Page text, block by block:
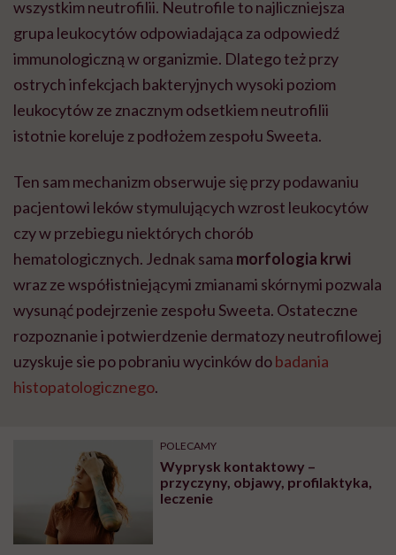
wszystkim neutrofilii. Neutrofile to najliczniejsza
grupa leukocytów odpowiadająca za odpowiedź
immunologiczną w organizmie. Dlatego też przy
ostrych infekcjach bakteryjnych wysoki poziom
leukocytów ze znacznym odsetkiem neutrofilii
istotnie koreluje z podłożem zespołu Sweeta.
Ten sam mechanizm obserwuje się przy podawaniu
pacjentowi leków stymulujących wzrost leukocytów
czy w przebiegu niektórych chorób
hematologicznych. Jednak sama morfologia krwi
wraz ze współistniejącymi zmianami skórnymi pozwala
wysunąć podejrzenie zespołu Sweeta. Ostateczne
rozpoznanie i potwierdzenie dermatozy neutrofilowej
uzyskuje sie po pobraniu wycinków dobadania
histopatologicznego.
POLECAMY
Wyprysk kontaktowy –
przyczyny, objawy, profilaktyka,
leczenie